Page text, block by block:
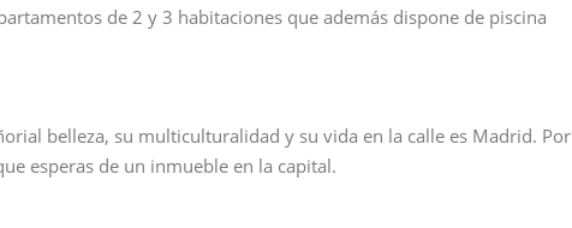
de 2 y 3 habitaciones que además dispone de piscina
belleza, su multiculturalidad y su vida en la calle es Madrid. Por
esperas de un inmueble en la capital.